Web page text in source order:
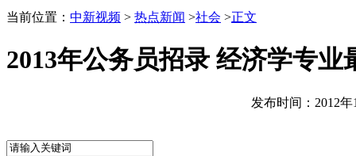
当前位置： 中新视频 > 热点新闻 >社会 >正文
2013年公务员招录 经济学专业
发布时间：2012年